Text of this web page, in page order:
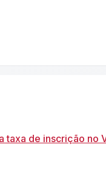
de inscrição no